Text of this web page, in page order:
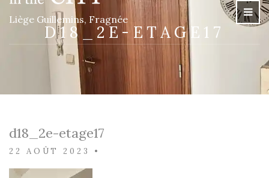
Liège Guillemins, Fragnée
D18_2E-ETAGE17
d18_2e-etage17
22 AOÛT 2023 •